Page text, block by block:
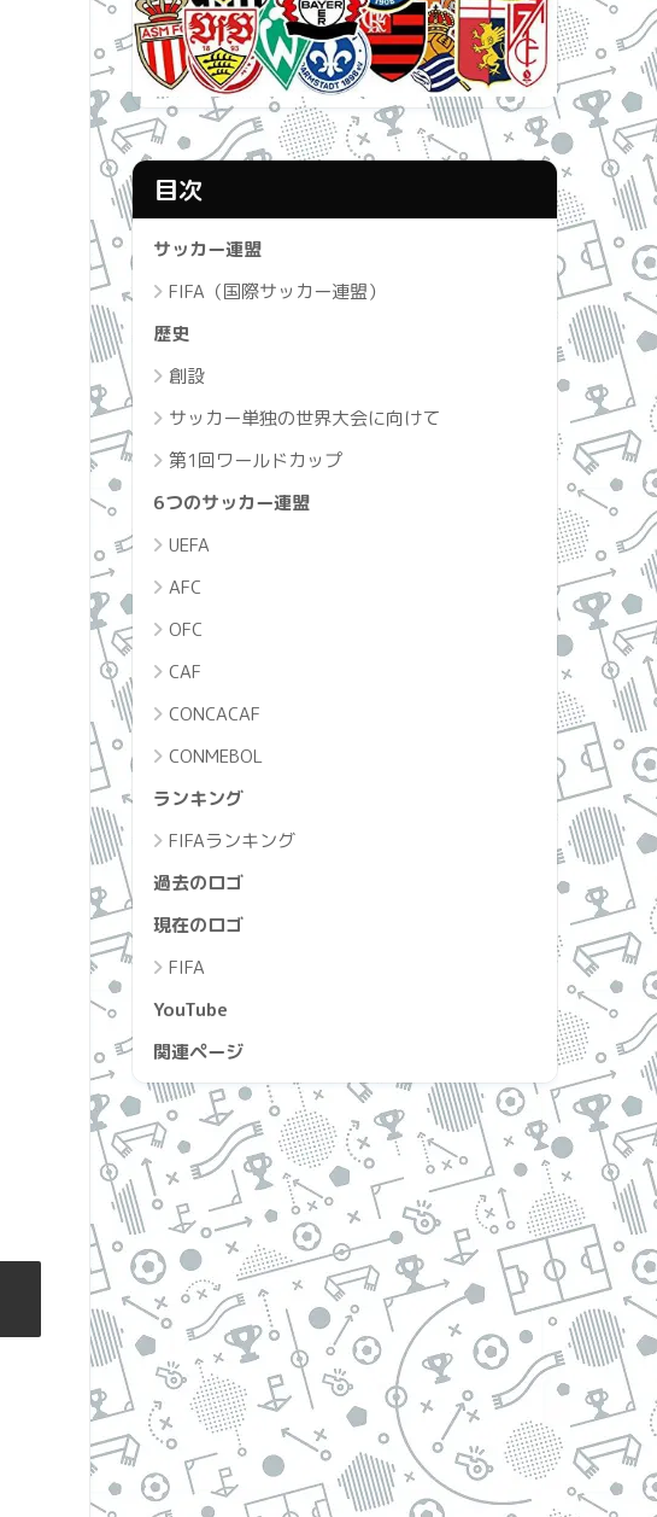
目次
サッカー連盟
FIFA（国際サッカー連盟）
歴史
創設
サッカー単独の世界大会に向けて
第1回ワールドカップ
6つのサッカー連盟
UEFA
AFC
OFC
CAF
CONCACAF
CONMEBOL
ランキング
FIFAランキング
過去のロゴ
現在のロゴ
FIFA
YouTube
関連ページ